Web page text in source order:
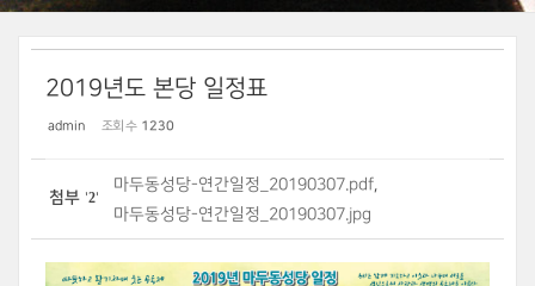
2019년도 본당 일정표
admin 조회 수 1230
첨부 '2'
마두동성당-연간일정_20190307.pdf,
마두동성당-연간일정_20190307.jpg